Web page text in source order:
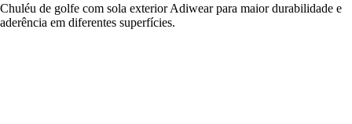
Chuléu de golfe com sola exterior Adiwear para maior durabilidade e
aderência em diferentes superfícies.